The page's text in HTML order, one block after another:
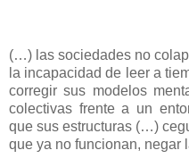
(…) las sociedades no
la incapacidad de leer a
corregir sus modelos
colectivas frente a un
que sus estructuras (…)
que ya no funcionan,